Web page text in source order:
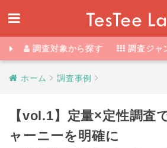
調査対象から探す 調査ジャ
ホーム 調査事例
【vol.1】定量×定性調査
ャーニーを明確に